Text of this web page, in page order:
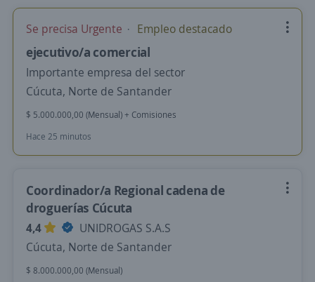
Se precisa Urgente Empleo destacado
ejecutivo/a comercial
Importante empresa del sector
Cúcuta, Norte de Santander
$ 5.000.000,00 (Mensual) + Comisiones
Hace 25 minutos
Coordinador/a Regional cadena de
droguerías Cúcuta
4,4
UNIDROGAS S.A.S
Cúcuta, Norte de Santander
$ 8.000.000,00 (Mensual)